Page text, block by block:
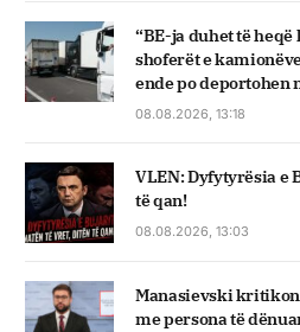
“BE-ja duhet të
shoferët e
ende po deportohen
08.08.2026, 13:18
VLEN: Dyfytyrësia e
të qan!
08.08.2026, 13:03
Manasievski
me persona të